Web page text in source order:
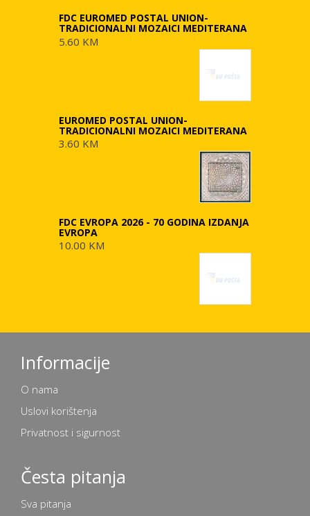
FDC EUROMED POSTAL UNION-
TRADICIONALNI MOZAICI MEDITERANA
5.60 KM
EUROMED POSTAL UNION-
TRADICIONALNI MOZAICI MEDITERANA
3.60 KM
FDC EVROPA 2026 - 70 GODINA IZDANJA
EVROPA
10.00 KM
Informacije
O nama
Uslovi korištenja
Privatnost i sigurnost
Česta pitanja
Sva pitanja